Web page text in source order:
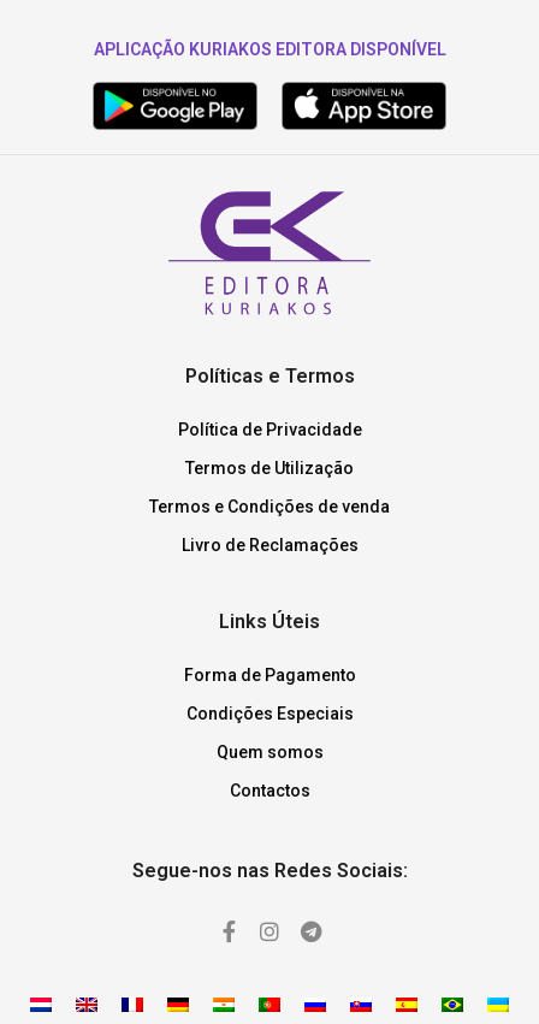
APLICAÇÃO KURIAKOS EDITORA DISPONÍVEL
Políticas e Termos
Política de Privacidade
Termos de Utilização
Termos e Condições de venda
Livro de Reclamações
Links Úteis
Forma de Pagamento
Condições Especiais
Quem somos
Contactos
Segue-nos nas Redes Sociais: